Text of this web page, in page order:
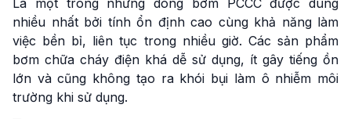
Là một trong những dòng bơm PCCC được dùng
nhiều nhất bởi tính ổn định cao cùng khả năng làm
việc bền bỉ, liên tục trong nhiều giờ. Các sản phẩm
bơm chữa cháy điện khá dễ sử dụng, ít gây tiếng ồn
lớn và cũng không tạo ra khói bụi làm ô nhiễm môi
trường khi sử dụng.